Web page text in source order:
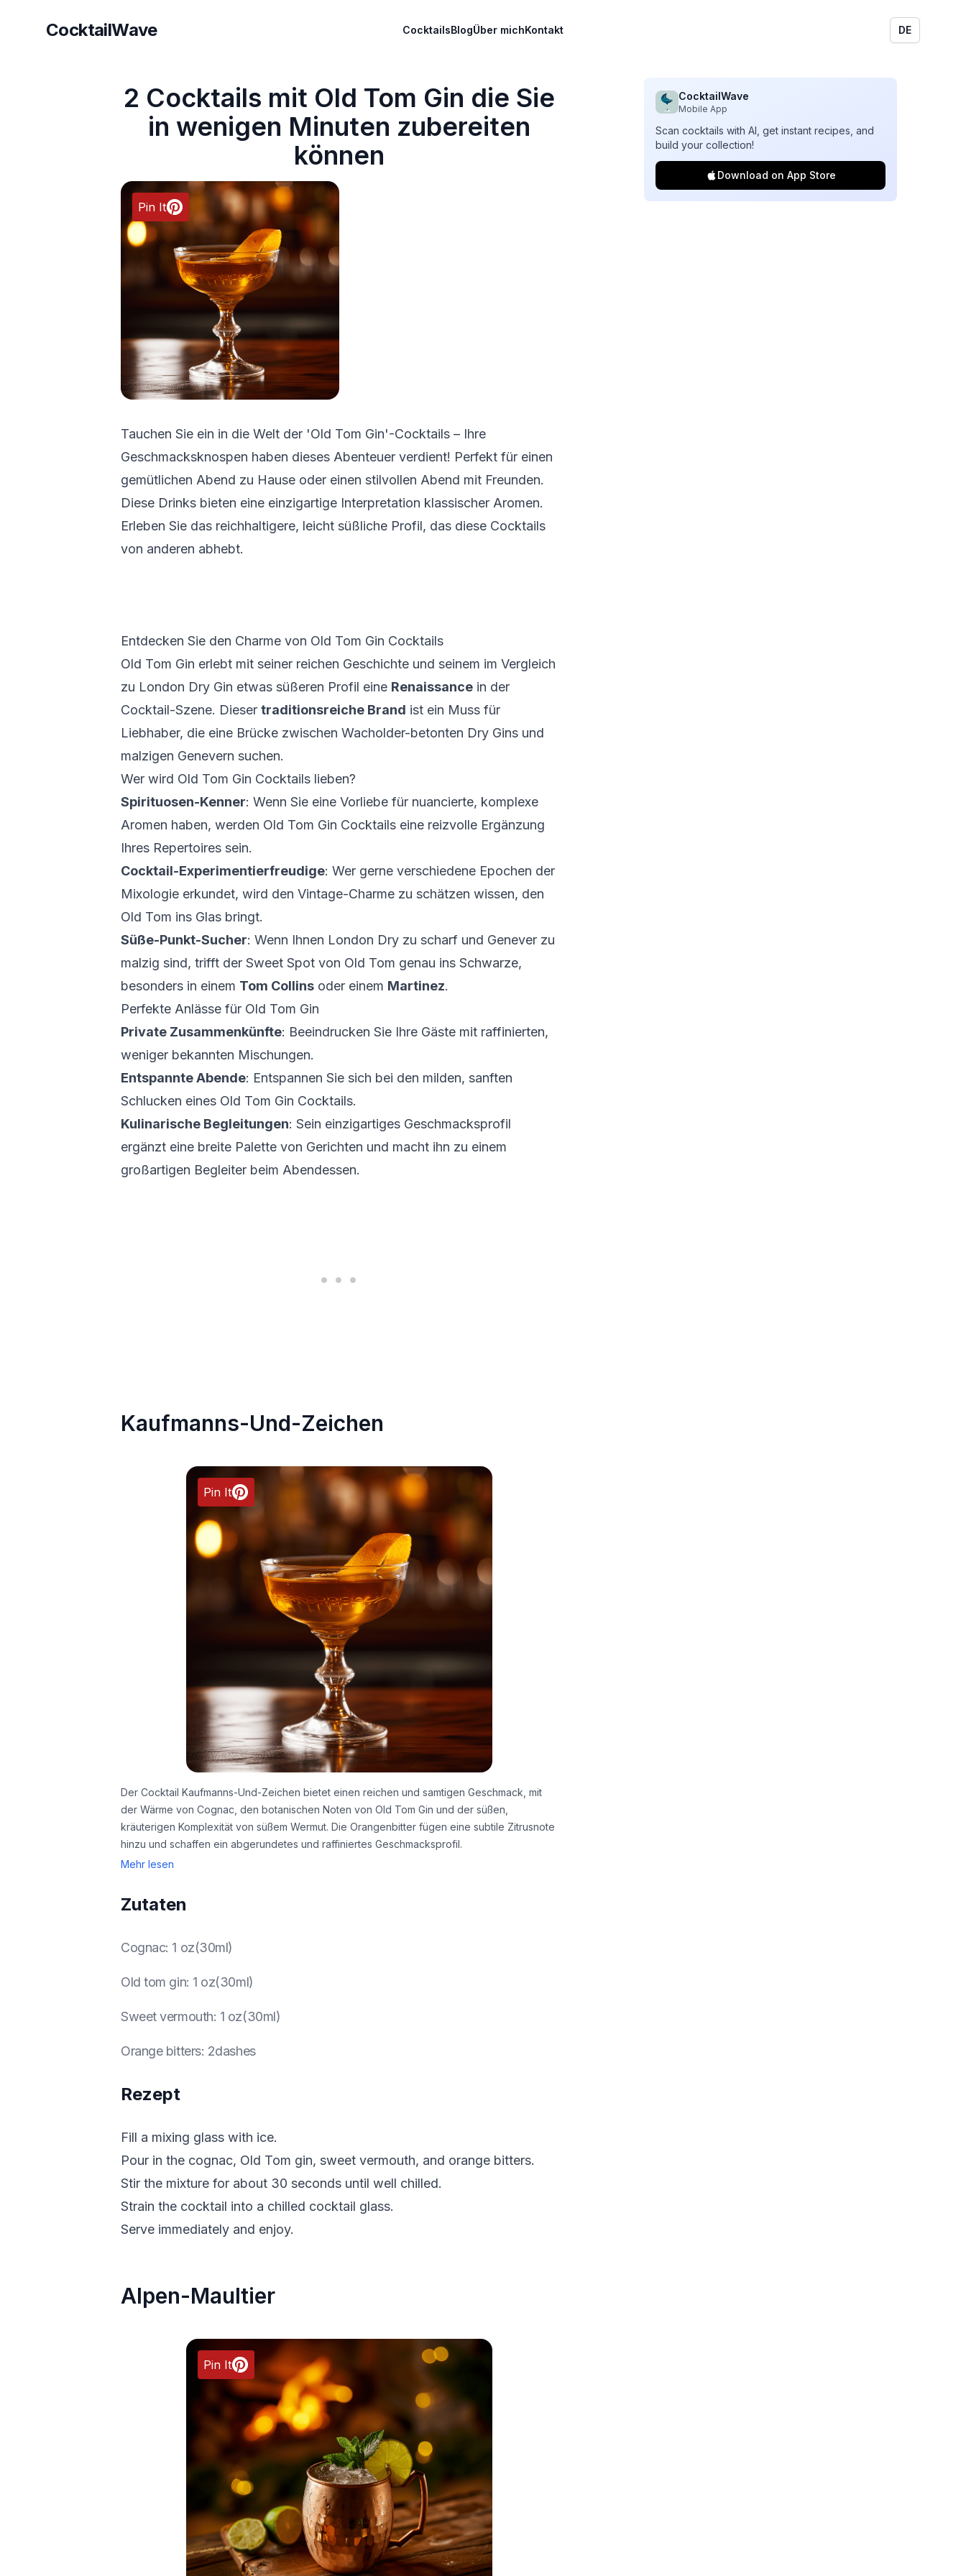
CocktailWave
CocktailWave CocktailsBlogÜber michKontakt DE
2 Cocktails mit Old Tom Gin die Sie
in wenigen Minuten zubereiten
können
Pin It
Tauchen Sie ein in die Welt der 'Old Tom Gin'-Cocktails – Ihre
Geschmacksknospen haben dieses Abenteuer verdient! Perfekt für einen
gemütlichen Abend zu Hause oder einen stilvollen Abend mit Freunden.
Diese Drinks bieten eine einzigartige Interpretation klassischer Aromen.
Erleben Sie das reichhaltigere, leicht süßliche Profil, das diese Cocktails
von anderen abhebt.
Entdecken Sie den Charme von Old Tom Gin Cocktails
Old Tom Gin erlebt mit seiner reichen Geschichte und seinem im Vergleich
zu London Dry Gin etwas süßeren Profil eine Renaissance in der
Cocktail-Szene. Dieser traditionsreiche Brand ist ein Muss für
Liebhaber, die eine Brücke zwischen Wacholder-betonten Dry Gins und
malzigen Genevern suchen.
Wer wird Old Tom Gin Cocktails lieben?
Spirituosen-Kenner: Wenn Sie eine Vorliebe für nuancierte, komplexe
Aromen haben, werden Old Tom Gin Cocktails eine reizvolle Ergänzung
Ihres Repertoires sein.
Cocktail-Experimentierfreudige: Wer gerne verschiedene Epochen der
Mixologie erkundet, wird den Vintage-Charme zu schätzen wissen, den
Old Tom ins Glas bringt.
Süße-Punkt-Sucher: Wenn Ihnen London Dry zu scharf und Genever zu
malzig sind, trifft der Sweet Spot von Old Tom genau ins Schwarze,
besonders in einem Tom Collins oder einem Martinez.
Perfekte Anlässe für Old Tom Gin
Private Zusammenkünfte: Beeindrucken Sie Ihre Gäste mit raffinierten,
weniger bekannten Mischungen.
Entspannte Abende: Entspannen Sie sich bei den milden, sanften
Schlucken eines Old Tom Gin Cocktails.
Kulinarische Begleitungen: Sein einzigartiges Geschmacksprofil
ergänzt eine breite Palette von Gerichten und macht ihn zu einem
großartigen Begleiter beim Abendessen.
Kaufmanns-Und-Zeichen
Pin It
Der Cocktail Kaufmanns-Und-Zeichen bietet einen reichen und samtigen Geschmack, mit
der Wärme von Cognac, den botanischen Noten von Old Tom Gin und der süßen,
kräuterigen Komplexität von süßem Wermut. Die Orangenbitter fügen eine subtile Zitrusnote
hinzu und schaffen ein abgerundetes und raffiniertes Geschmacksprofil.
Mehr lesen
Zutaten
Cognac: 1 oz(30ml)
Old tom gin: 1 oz(30ml)
Sweet vermouth: 1 oz(30ml)
Orange bitters: 2dashes
Rezept
Fill a mixing glass with ice.
Pour in the cognac, Old Tom gin, sweet vermouth, and orange bitters.
Stir the mixture for about 30 seconds until well chilled.
Strain the cocktail into a chilled cocktail glass.
Serve immediately and enjoy.
Alpen-Maultier
Pin It
CocktailWave
Mobile App
Scan cocktails with AI, get instant recipes, and
build your collection!
Download on App Store